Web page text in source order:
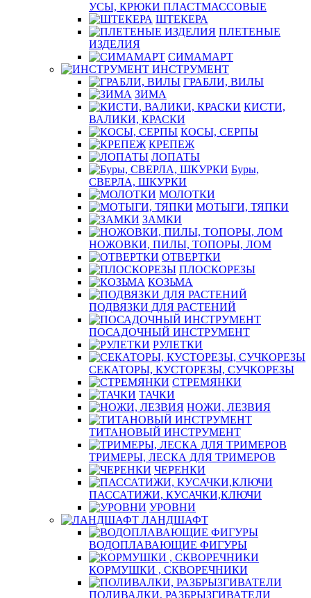
УСЫ, КРЮКИ ПЛАСТМАССОВЫЕ
ШТЕКЕРА
ПЛЕТЕНЫЕ
ИЗДЕЛИЯ
СИМАМАРТ
ИНСТРУМЕНТ
ГРАБЛИ, ВИЛЫ
ЗИМА
КИСТИ,
ВАЛИКИ, КРАСКИ
КОСЫ, СЕРПЫ
КРЕПЕЖ
ЛОПАТЫ
Буры,
СВЕРЛА, ШКУРКИ
МОЛОТКИ
МОТЫГИ, ТЯПКИ
ЗАМКИ
НОЖОВКИ, ПИЛЫ, ТОПОРЫ, ЛОМ
ОТВЕРТКИ
ПЛОСКОРЕЗЫ
КОЗЬМА
ПОДВЯЗКИ ДЛЯ РАСТЕНИЙ
ПОСАДОЧНЫЙ ИНСТРУМЕНТ
РУЛЕТКИ
СЕКАТОРЫ, КУСТОРЕЗЫ, СУЧКОРЕЗЫ
СТРЕМЯНКИ
ТАЧКИ
НОЖИ, ЛЕЗВИЯ
ТИТАНОВЫЙ ИНСТРУМЕНТ
ТРИМЕРЫ, ЛЕСКА ДЛЯ ТРИМЕРОВ
ЧЕРЕНКИ
ПАССАТИЖИ, КУСАЧКИ,КЛЮЧИ
УРОВНИ
ЛАНДШАФТ
ВОДОПЛАВАЮЩИЕ ФИГУРЫ
КОРМУШКИ , СКВОРЕЧНИКИ
ПОЛИВАЛКИ, РАЗБРЫЗГИВАТЕЛИ